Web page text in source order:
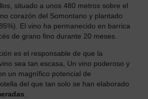
situado a unos 480 metros sobre el
corazón del Somontano y plantado
El vino ha permanecido en barrica
de grano fino durante 20 meses.
es el responsable de que la
sea tan escasa, Un vino poderoso y
un magnífico potencial de
del que tan solo se han elaborado
.